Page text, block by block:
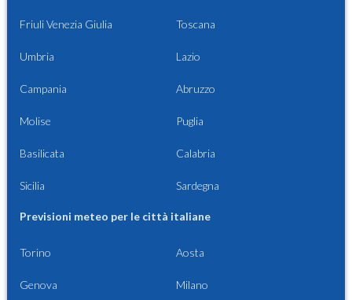
Friuli Venezia Giulia Toscana
Umbria Lazio
Campania Abruzzo
Molise Puglia
Basilicata Calabria
Sicilia Sardegna
Previsioni meteo per le città italiane
Torino Aosta
Genova Milano